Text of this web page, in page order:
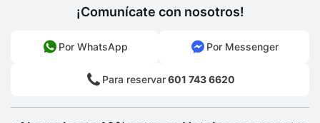
Recepción 24 horas
Servicio de limpieza a petición
Ruta de viaje accesible para sillas de
¡Comunícate con nosotros!
Por WhatsApp Por Messenger
Para reservar601 743 6620